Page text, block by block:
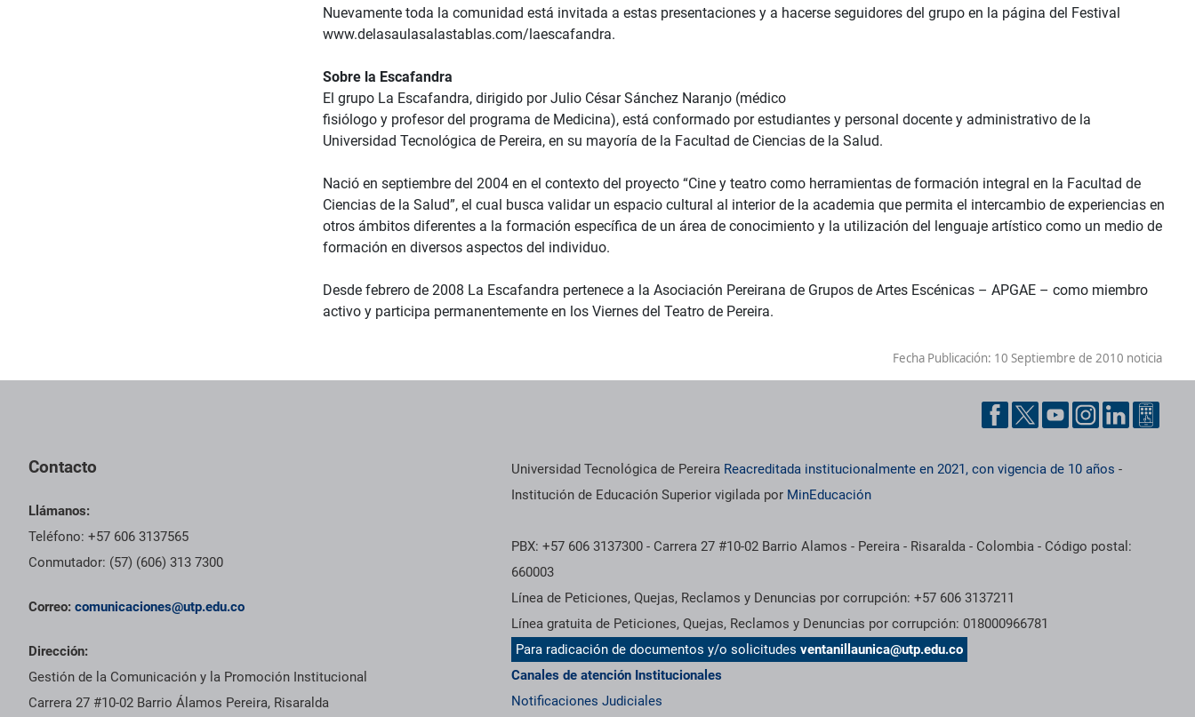
Nuevamente toda la comunidad está invitada a estas presentaciones y a hacerse seguidores del grupo en la página del Festival
www.delasaulasalastablas.com/laescafandra.
Sobre la Escafandra
El grupo La Escafandra, dirigido por Julio César Sánchez Naranjo (médico
fisiólogo y profesor del programa de Medicina), está conformado por estudiantes y personal docente y administrativo de la
Universidad Tecnológica de Pereira, en su mayoría de la Facultad de Ciencias de la Salud.
Nació en septiembre del 2004 en el contexto del proyecto “Cine y teatro como herramientas de formación integral en la Facultad de
Ciencias de la Salud”, el cual busca validar un espacio cultural al interior de la academia que permita el intercambio de experiencias en
otros ámbitos diferentes a la formación específica de un área de conocimiento y la utilización del lenguaje artístico como un medio de
formación en diversos aspectos del individuo.
Desde febrero de 2008 La Escafandra pertenece a la Asociación Pereirana de Grupos de Artes Escénicas – APGAE – como miembro
activo y participa permanentemente en los Viernes del Teatro de Pereira.
Fecha Publicación: 10 Septiembre de 2010 noticia
Contacto
Llámanos:
Teléfono: +57 606 3137565
Conmutador: (57) (606) 313 7300
Correo: comunicaciones@utp.edu.co
Dirección:
Gestión de la Comunicación y la Promoción Institucional
Carrera 27 #10-02 Barrio Álamos Pereira, Risaralda
Universidad Tecnológica de Pereira Reacreditada institucionalmente en 2021, con vigencia de 10 años -
Institución de Educación Superior vigilada por MinEducación
PBX: +57 606 3137300 - Carrera 27 #10-02 Barrio Alamos - Pereira - Risaralda - Colombia - Código postal:
660003
Línea de Peticiones, Quejas, Reclamos y Denuncias por corrupción: +57 606 3137211
Línea gratuita de Peticiones, Quejas, Reclamos y Denuncias por corrupción: 018000966781
Para radicación de documentos y/o solicitudesventanillaunica@utp.edu.co
Canales de atención Institucionales
Notificaciones Judiciales